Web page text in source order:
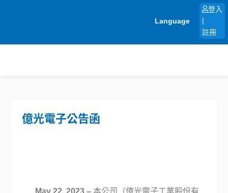
Language
登入
註冊
億光電子公告函
May 22, 2023 – 本公司（億光電子工業股份有